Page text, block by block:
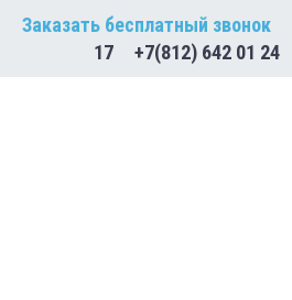
Заказать бесплатный звонок
17
+7(812) 642 01 24